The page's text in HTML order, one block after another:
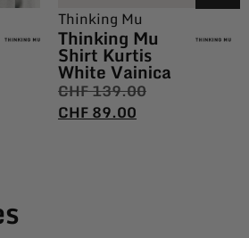
Thinking Mu
Thinking Mu
Shirt Kurtis
White Vainica
CHF139.00
CHF89.00